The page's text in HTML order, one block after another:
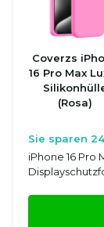
Coverzs
16 Pro Max
(Rosa)
Sie sparen
iPhone 16 Pro